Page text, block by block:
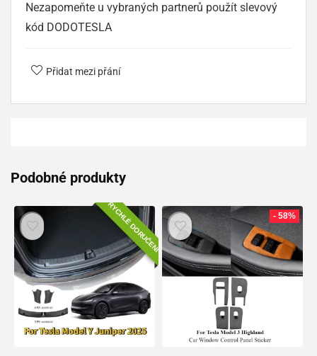
Nezapomeňte u vybraných partnerů použít slevový
kód DODOTESLA
Přidat mezi přání
Podobné produkty
RYCHLÉ DORUČENÍ - 58%